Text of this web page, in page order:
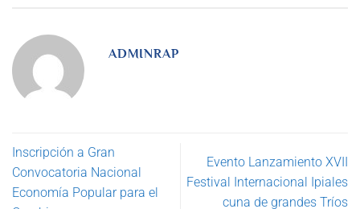
ADMINRAP
Inscripción a Gran
Convocatoria Nacional
Economía Popular para el
Evento Lanzamiento XVII
Festival Internacional Ipiales
cuna de grandes Tríos